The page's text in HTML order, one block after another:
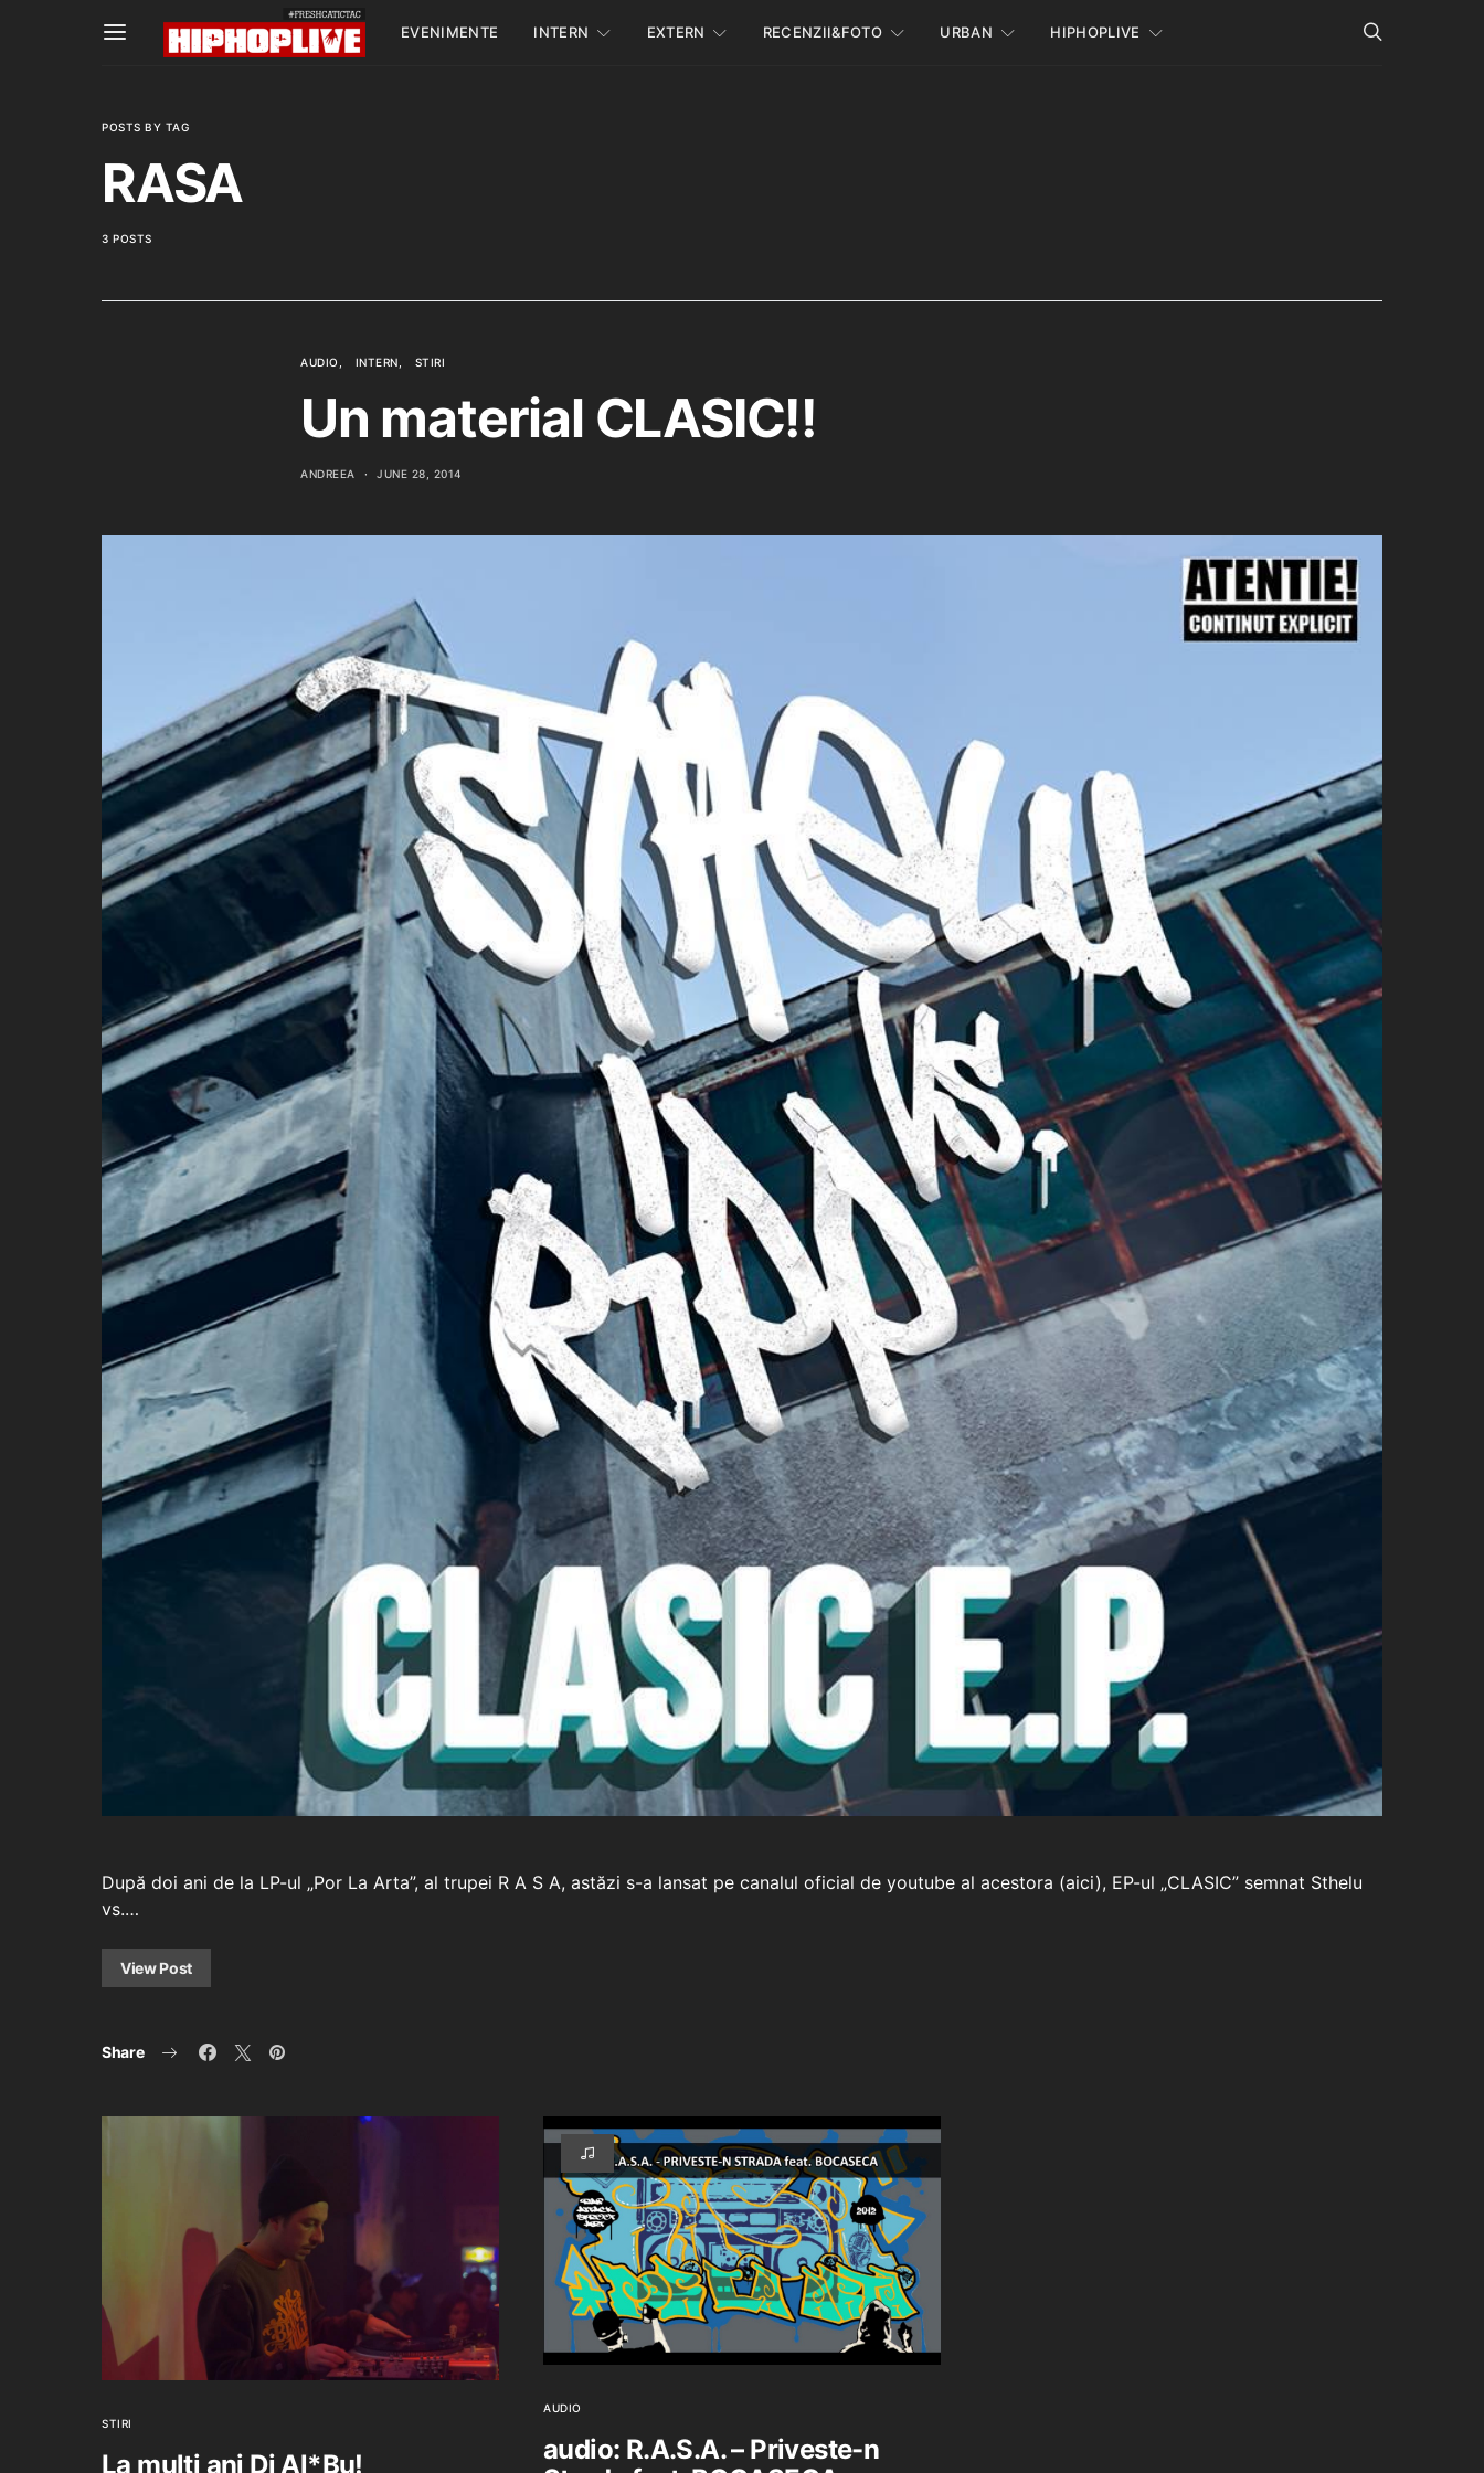
EVENIMENTE INTERN EXTERN RECENZII&FOTO URBAN HIPHOPLIVE
POSTS BY TAG
RASA
3 POSTS
AUDIO INTERN STIRI
Un material CLASIC!!
ANDREEA JUNE 28, 2014
După doi ani de la LP-ul „Por La Arta”, al trupei R A S A, astăzi s-a lansat pe canalul oficial de youtube al acestora (aici), EP-ul „CLASIC” semnat Sthelu
vs.…
View Post
Share
STIRI
La multi ani Dj Al*Bu!
AUDIO
audio: R.A.S.A. – Priveste-n